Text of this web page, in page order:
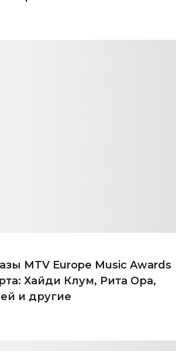
MTV Europe Music Awards
Хайди Клум, Рита Ора,
и другие